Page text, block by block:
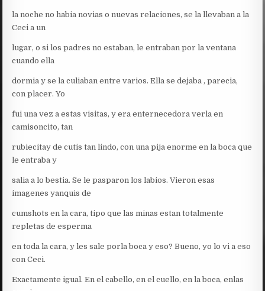
la noche no habia novias o nuevas relaciones, se la llevaban a la
Ceci a un
lugar, o si los padres no estaban, le entraban por la ventana
cuando ella
dormia y se la culiaban entre varios. Ella se dejaba , parecia,
con placer. Yo
fui una vez a estas visitas, y era enternecedora verla en
camisoncito, tan
rubiecitay de cutis tan lindo, con una pija enorme en la boca que
le entraba y
salia a lo bestia. Se le pasparon los labios. Vieron esas
imagenes yanquis de
cumshots en la cara, tipo que las minas estan totalmente
repletas de esperma
en toda la cara, y les sale porla boca y eso? Bueno, yo lo vi a eso
con Ceci.
Exactamente igual. En el cabello, en el cuello, en la boca, enlas